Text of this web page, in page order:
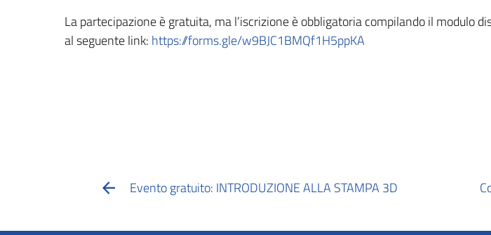
La partecipazione è gratuita, ma l’iscrizione è obbligatoria compilando il modulo
al seguente link: https://forms.gle/w9BJC1BMQf1H5ppKA
Evento gratuito: INTRODUZIONE ALLA STAMPA 3D